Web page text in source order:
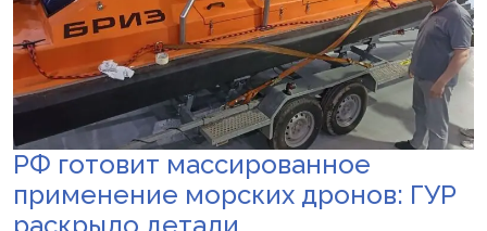
РФ готовит массированное
применение морских дронов: ГУР